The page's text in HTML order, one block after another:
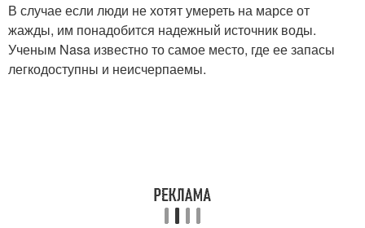
В случае если люди не хотят умереть на марсе от
жажды, им понадобится надежный источник воды.
Ученым Nasa известно то самое место, где ее запасы
легкодоступны и неисчерпаемы.